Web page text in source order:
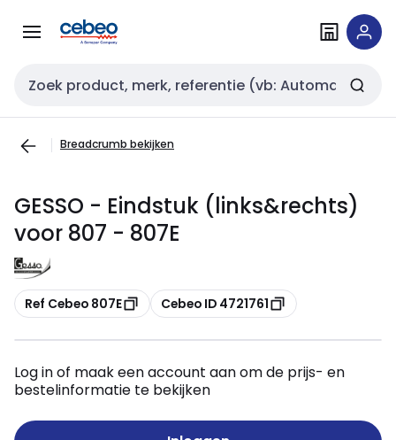
naar
naar
Zoekveld invoer
Breadcrumb bekijken
GESSO - Eindstuk (links&rechts)
voor 807 - 807E
Kopiëren
Ref Cebeo 807E Kopiëren
Cebeo ID 4721761
Log in of maak een account aan om de prijs- en
bestelinformatie te bekijken